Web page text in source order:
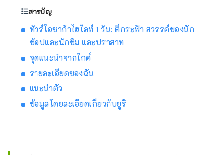
สารบัญ
ทัวร์โอซาก้าไฮไลท์ 1 วัน: ตึกระฟ้า สวรรค์ของนัก
ช้อปและนักชิม และปราสาท
จุดแนะนำจากไกด์
รายละเอียดของฉัน
แนะนำตัว
ข้อมูลโดยละเอียดเกี่ยวกับยูริ